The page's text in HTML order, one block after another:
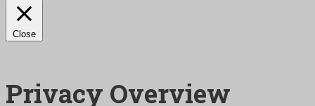
Close
Privacy Overview